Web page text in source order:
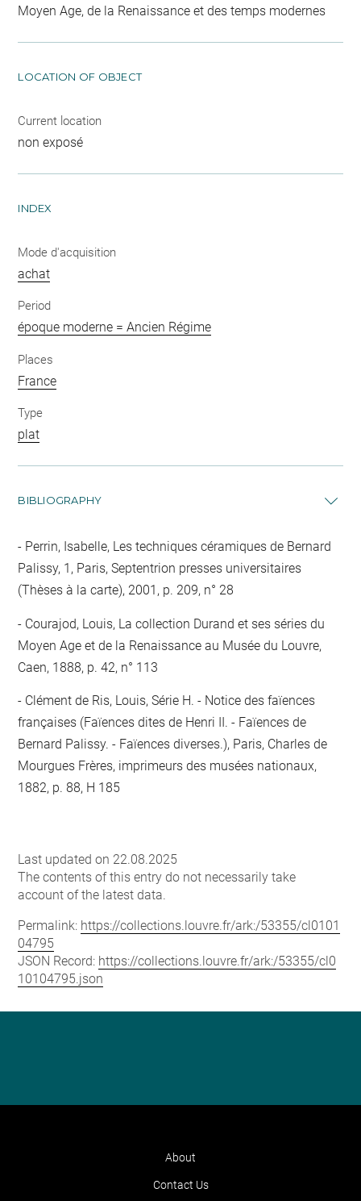
Moyen Age, de la Renaissance et des temps modernes
LOCATION OF OBJECT
Current location
non exposé
INDEX
Mode d'acquisition
achat
Period
époque moderne = Ancien Régime
Places
France
Type
plat
BIBLIOGRAPHY
Perrin, Isabelle, Les techniques céramiques de Bernard
Palissy, 1, Paris, Septentrion presses universitaires
(Thèses à la carte), 2001, p. 209, n° 28
Courajod, Louis, La collection Durand et ses séries du
Moyen Age et de la Renaissance au Musée du Louvre,
Caen, 1888, p. 42, n° 113
Clément de Ris, Louis, Série H. - Notice des faïences
françaises (Faïences dites de Henri II. - Faïences de
Bernard Palissy. - Faïences diverses.), Paris, Charles de
Mourgues Frères, imprimeurs des musées nationaux,
1882, p. 88, H 185
Last updated on 22.08.2025
The contents of this entry do not necessarily take
account of the latest data.
Permalink: https://collections.louvre.fr/ark:/53355/cl0101
04795
JSON Record: https://collections.louvre.fr/ark:/53355/cl0
10104795.json
About
Contact Us